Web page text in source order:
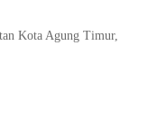
Kota Agung Timur,